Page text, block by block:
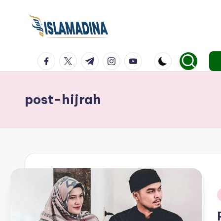
facebook.com
twitter.com
t.me instagram.com
youtube.com
post-hijrah